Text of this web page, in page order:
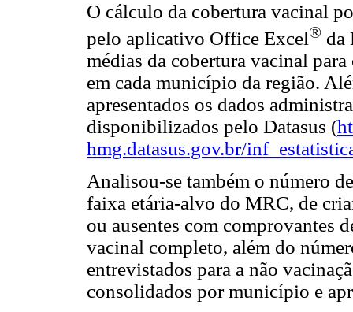
O cálculo da cobertura vacinal
pelo aplicativo Office Excel® da
médias da cobertura vacinal
em cada município da região.
apresentados os dados
disponibilizados pelo Datasus (
hmg.datasus.gov.br/
Analisou-se também o número
faixa etária-alvo do MRC, de
ou ausentes com comprovantes
vacinal completo, além do
entrevistados para a não
consolidados por município e